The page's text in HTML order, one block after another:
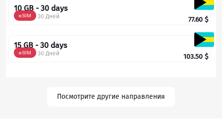
10 GB - 30 days
eSIM 30 Дней 77.60 $
15 GB - 30 days
eSIM 30 Дней 103.50 $
Посмотрите другие направления